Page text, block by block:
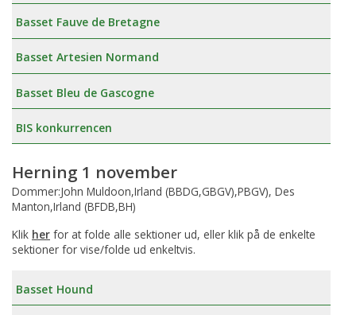
Basset Fauve de Bretagne
Basset Artesien Normand
Basset Bleu de Gascogne
BIS konkurrencen
Herning 1 november
Dommer:John Muldoon,Irland (BBDG,GBGV),PBGV), Des
Manton,Irland (BFDB,BH)
Klik her for at folde alle sektioner ud, eller klik på de enkelte
sektioner for vise/folde ud enkeltvis.
Basset Hound